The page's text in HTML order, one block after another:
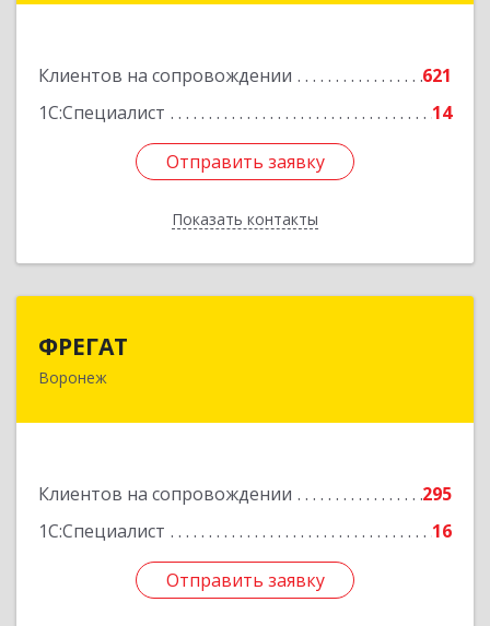
Клиентов на сопровождении
621
1С:Специалист
14
Отправить заявку
Показать контакты
Отправить заявку
Назад
ФРЕГАТ
Воронеж
Клиентов на сопровождении
295
1С:Специалист
16
Отправить заявку
Отправить заявку